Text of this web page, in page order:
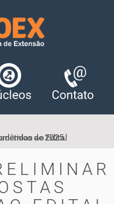
2º Semestre Acadêmico de 2025.